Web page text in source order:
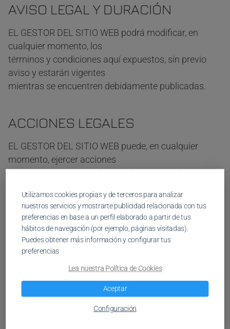
AVISO LEGAL Y DURACIÓN
EL GESTOR DEL SITIO WEB podrá modificar, en
cualquier momento, los
términos y condiciones aquí expuestos, sin previo
aviso y estarán vigentes
mientras se encuentren debidamente publicadas.
ACCIONES LEGALES
EL GESTOR DEL SITIO WEB puede, en cualquier
momento, ejercer acciones
indebido del contenido expuesto en el sitio web, o por
incumplir con estos
términos y condiciones. Se aplicará en todo
momento la legislación del territorio
de España y en caso de algún conflicto, las partes se
jurisdicción de Barcelona, España, por ser el domicilio
del titular del sitio web.
Utilizamos cookies propias y de terceros para analizar
nuestros servicios y mostrarte publicidad relacionada con tus
preferencias en base a un perfil elaborado a partir de tus
hábitos de navegación (por ejemplo, páginas visitadas).
Puedes obtener más información y configurar tus
preferencias
Lea nuestra Política de Cookies
Aceptar
Configuración